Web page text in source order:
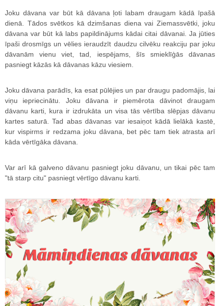
Joku dāvana var būt kā dāvana ļoti labam draugam kādā īpašā
dienā. Tādos svētkos kā dzimšanas diena vai Ziemassvētki, joku
dāvana var būt kā labs papildinājums kādai citai dāvanai. Ja jūties
īpaši drosmīgs un vēlies ieraudzīt daudzu cilvēku reakciju par joku
dāvanām vienu viet, tad, iespējams, šīs smieklīģās dāvanas
pasniegt kāzās kā dāvanas kāzu viesiem.
Joku dāvana parādīs, ka esat pūlējies un par draugu padomājis, lai
viņu iepriecinātu. Joku dāvana ir piemērota dāvinot draugam
dāvanu karti, kura ir izdrukāta un visa tās vērtība slēpjas dāvanu
kartes saturā. Tad abas dāvanas var iesaiņot kādā lielākā kastē,
kur vispirms ir redzama joku dāvana, bet pēc tam tiek atrasta arī
kāda vērtīgāka dāvana.
Var arī kā galveno dāvanu pasniegt joku dāvanu, un tikai pēc tam
"tā starp citu" pasniegt vērtīgo dāvanu karti.